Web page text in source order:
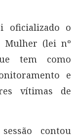
oficializado o
Mulher (lei nº
tem como
e
vítimas de
contou